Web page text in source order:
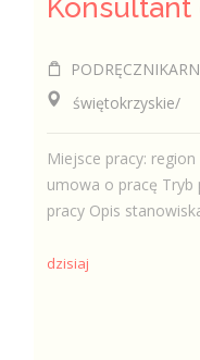
PODRĘCZNIKARNIA
świętokrzyskie/
Miejsce pracy:
umowa o pracę Tryb
pracy Opis
dzisiaj